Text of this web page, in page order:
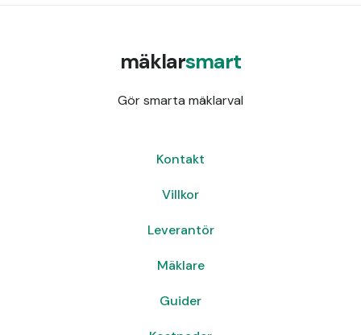
mäklarsmart
Gör smarta mäklarval
Kontakt
Villkor
Leverantör
Mäklare
Guider